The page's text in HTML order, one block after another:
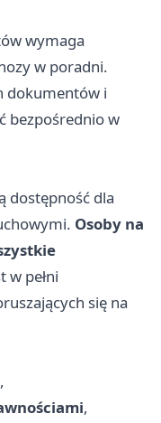
wymaga
w poradni.
dokumentów i
bezpośrednio w
dostępność dla
Osoby na
pełni
się na
,
,